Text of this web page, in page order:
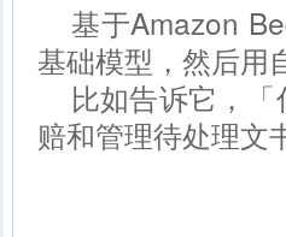
基于Amazon
基础模型，然后用
比如告诉它，
赔和管理待处理文